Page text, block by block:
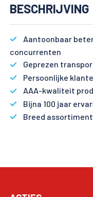
BESCHRIJVING
Aantoonbaar
concurrenten
Geprezen
Persoonlijke
AAA-kwaliteit
Bijna 100 jaar
Breed